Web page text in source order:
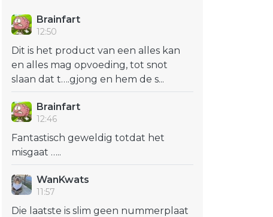
Brainfart
12:50
Dit is het product van een alles kan
en alles mag opvoeding, tot snot
slaan dat t….gjong en hem de s...
Brainfart
12:46
Fantastisch geweldig totdat het
misgaat …..
WanKwats
11:57
Die laatste is slim geen nummerplaat